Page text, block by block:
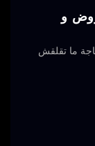
و
ما تقلقش